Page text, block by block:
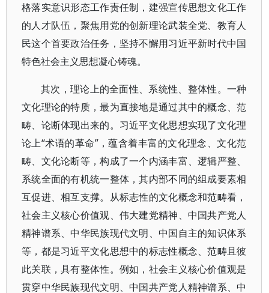
格落实意识形态工作责任制，建强宣传思想文化工作
的人才队伍，聚焦用党的创新理论武装全党、教育人
民这个首要政治任务，坚持不懈用习近平新时代中国
特色社会主义思想凝心铸魂。
其次，理论上的全面性、系统性、整体性。一种
文化理论的特质，最为直接地是通过其中的概念、范
畴、论断体现出来的。习近平文化思想实现了文化理
论上“术语的革命”，蕴含着丰富的文化理念、文化范
畴、文化论断等，构成了一个内涵丰富、逻辑严整、
系统全面的有机统一整体，其内部不同的组成要素相
互促进、相互支撑。从标志性的文化概念和范畴看，
社会主义核心价值观、伟大建党精神、中国共产党人
精神谱系、中华民族现代文明、中国自主的知识体系
等，都是习近平文化思想中的标志性概念、范畴且彼
此关联，具有整体性。例如，社会主义核心价值观是
贯穿中华民族现代文明、中国共产党人精神谱系、中